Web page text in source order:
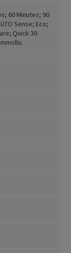
60 Minutes; 90
Sense; Eco;
Quick 30